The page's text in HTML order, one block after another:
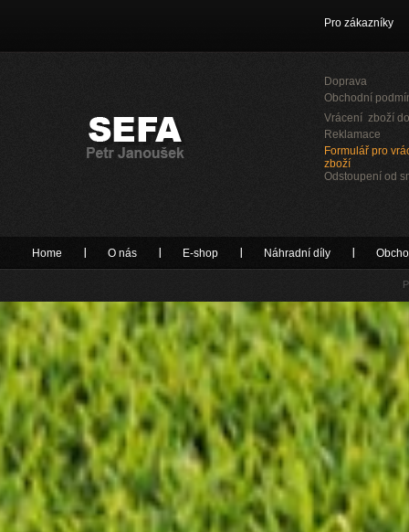
Pro zákazníky
Doprava
Obchodní
Vrácení zboží
Reklamace
Formulář pro
zboží
Odstoupení od
Home O nás E-shop Náhradní díly